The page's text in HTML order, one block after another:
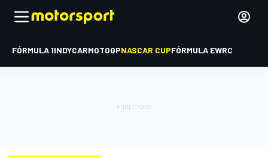
FÓRMULA 1INDYCARMOTOGPNASCAR CUPFÓRMULA EWRC